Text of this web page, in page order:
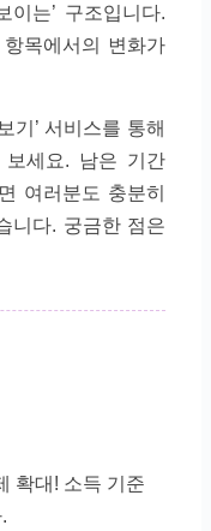
이는’ 구조입니다.
목에서의 변화가
기’ 서비스를 통해
세요. 남은 기간
여러분도 충분히
니다. 궁금한 점은
확대! 소득 기준